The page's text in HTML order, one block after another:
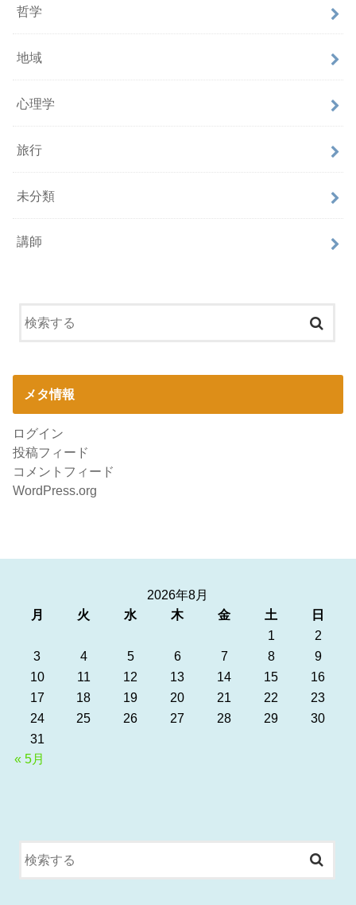
哲学
地域
心理学
旅行
未分類
講師
メタ情報
ログイン
投稿フィード
コメントフィード
WordPress.org
2026年8月
月
火 水 木 金 土
日
1
2
3
4 5 6 7 8
9
10
11 12 13 14 15
16
17
18 19 20 21 22
23
24
25 26 27 28 29
30
31
« 5月